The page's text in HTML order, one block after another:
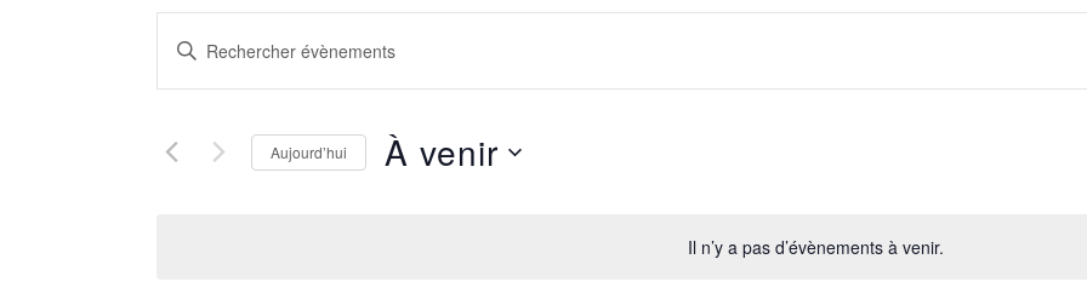
Il n’y a pas d’évènements à venir.
Recherche
et
navigation
Saisir
mot-
Rechercher
Aujourd’hui À venir